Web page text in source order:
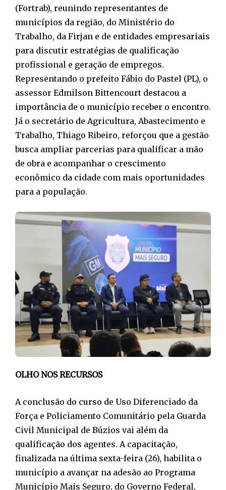
(Fortrab), reunindo representantes de
municípios da região, do Ministério do
Trabalho, da Firjan e de entidades empresariais
para discutir estratégias de qualificação
profissional e geração de empregos.
Representando o prefeito Fábio do Pastel (PL), o
assessor Edmilson Bittencourt destacou a
importância de o município receber o encontro.
Já o secretário de Agricultura, Abastecimento e
Trabalho, Thiago Ribeiro, reforçou que a gestão
busca ampliar parcerias para qualificar a mão
de obra e acompanhar o crescimento
econômico da cidade com mais oportunidades
para a população.
OLHO NOS RECURSOS
A conclusão do curso de Uso Diferenciado da
Força e Policiamento Comunitário pela Guarda
Civil Municipal de Búzios vai além da
qualificação dos agentes. A capacitação,
finalizada na última sexta-feira (26), habilita o
município a avançar na adesão ao Programa
Município Mais Seguro, do Governo Federal,